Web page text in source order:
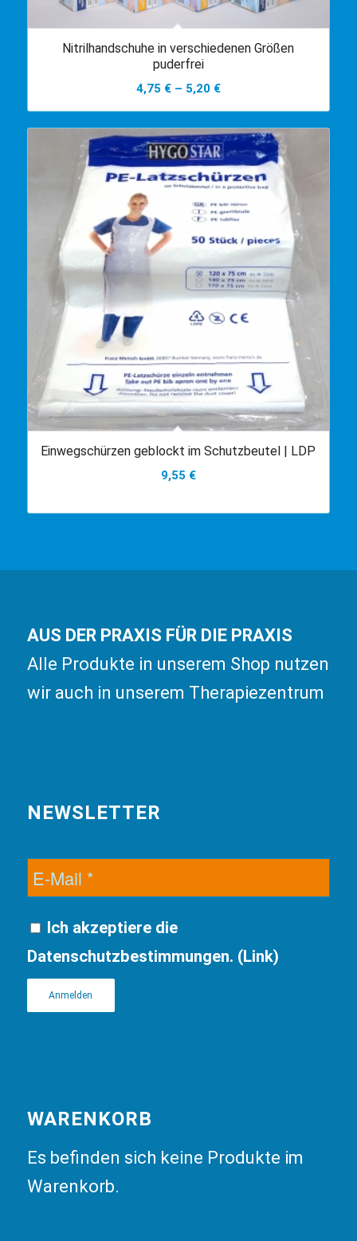
Nitrilhandschuhe in verschiedenen Größen
puderfrei
4,75 €– 5,20 €
Einwegschürzen geblockt im Schutzbeutel | LDP
9,55 €
AUS DER PRAXIS FÜR DIE PRAXIS
Alle Produkte in unserem Shop nutzen
wir auch in unserem Therapiezentrum
NEWSLETTER
Ich akzeptiere die
Datenschutzbestimmungen. (Link)
WARENKORB
Es befinden sich keine Produkte im
Warenkorb.